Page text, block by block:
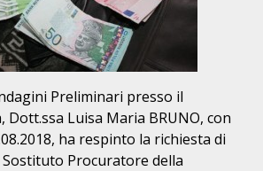
Preliminari presso il
Dott.ssa Luisa Maria BRUNO, con
ha respinto la richiesta di
Procuratore della